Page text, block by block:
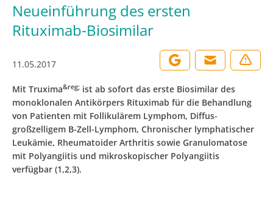
Neueinführung des ersten
Rituximab-Biosimilar
11.05.2017
Mit Truxima&reg; ist ab sofort das erste Biosimilar des
monoklonalen Antikörpers Rituximab für die Behandlung
von Patienten mit Follikulärem Lymphom, Diffus-
großzelligem B-Zell-Lymphom, Chronischer lymphatischer
Leukämie, Rheumatoider Arthritis sowie Granulomatose
mit Polyangiitis und mikroskopischer Polyangiitis
verfügbar (1,2,3).